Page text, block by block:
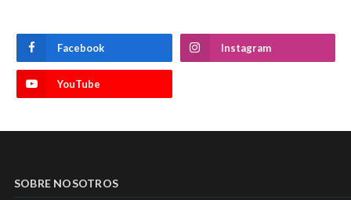
Facebook Instagram
YouTube
SOBRE NOSOTROS